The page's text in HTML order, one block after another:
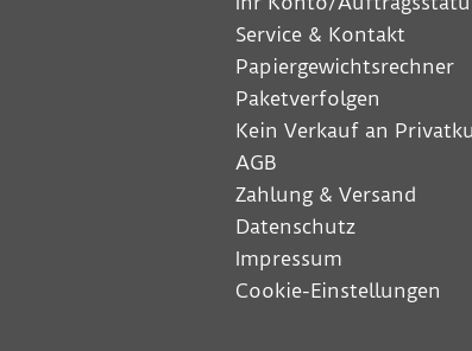
Service & Kontakt
Papiergewichtsrechner
Paketverfolgen
Kein Verkauf an
AGB
Zahlung & Versand
Datenschutz
Impressum
Cookie-Einstellungen